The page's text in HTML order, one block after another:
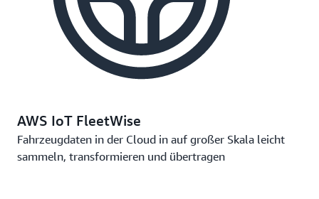
AWS IoT FleetWise
Fahrzeugdaten in der Cloud in auf großer Skala leicht
sammeln, transformieren und übertragen